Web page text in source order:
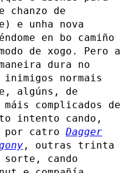
chanzo de
e unha nova
en bo camiño
de xogo. Pero a
dura no
normais
algúns, de
complicados de
intento cando,
por catro Dagger
, outras trinta
cando